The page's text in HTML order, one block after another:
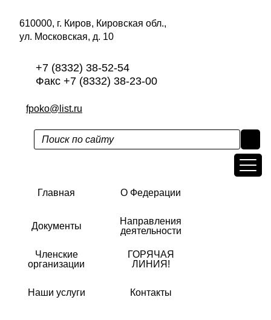
610000, г. Киров, Кировская обл.,
ул. Московская, д. 10
+7 (8332) 38-52-54
Факс +7 (8332) 38-23-00
fpoko@list.ru
Главная О Федерации
Документы
Направления
деятельности
Членские
организации
ГОРЯЧАЯ
ЛИНИЯ!
Наши услуги Контакты